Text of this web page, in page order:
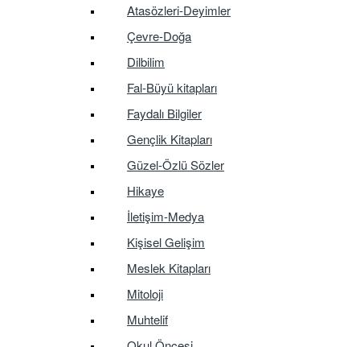
Atasözleri-Deyimler
Çevre-Doğa
Dilbilim
Fal-Büyü kitapları
Faydalı Bilgiler
Gençlik Kitapları
Güzel-Özlü Sözler
Hikaye
İletişim-Medya
Kişisel Gelişim
Meslek Kitapları
Mitoloji
Muhtelif